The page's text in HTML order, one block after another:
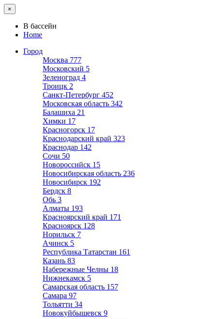
×
В бассейн
Home
Город
Москва 777
Московский 5
Зеленоград 4
Троицк 2
Санкт-Петербург 452
Московская область 342
Балашиха 21
Химки 17
Красногорск 17
Краснодарский край 323
Краснодар 142
Сочи 50
Новороссийск 15
Новосибирская область 236
Новосибирск 192
Бердск 8
Обь 3
Алматы 193
Красноярский край 171
Красноярск 128
Норильск 7
Ачинск 5
Республика Татарстан 161
Казань 83
Набережные Челны 18
Нижнекамск 5
Самарская область 157
Самара 97
Тольятти 34
Новокуйбышевск 9